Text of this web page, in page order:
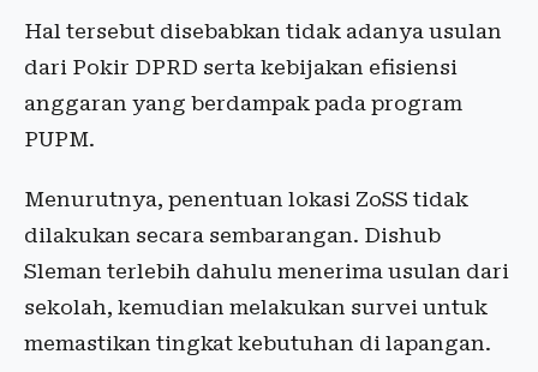
Hal tersebut disebabkan tidak adanya usulan
dari Pokir DPRD serta kebijakan efisiensi
anggaran yang berdampak pada program
PUPM.
Menurutnya, penentuan lokasi ZoSS tidak
dilakukan secara sembarangan. Dishub
Sleman terlebih dahulu menerima usulan dari
sekolah, kemudian melakukan survei untuk
memastikan tingkat kebutuhan di lapangan.